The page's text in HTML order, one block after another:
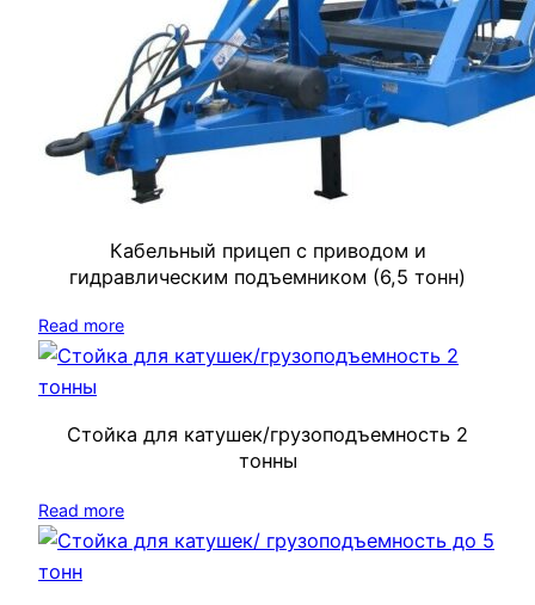
Кабельный прицеп с приводом и
гидравлическим подъемником (6,5 тонн)
Read more
Стойка для катушек/грузоподъемность 2
тонны
Read more